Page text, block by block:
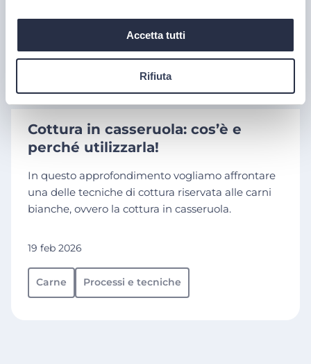
Accetta tutti
Rifiuta
Cottura in casseruola: cos’è e
perché utilizzarla!
In questo approfondimento vogliamo affrontare
una delle tecniche di cottura riservata alle carni
bianche, ovvero la cottura in casseruola.
19 feb 2026
Carne Processi e tecniche